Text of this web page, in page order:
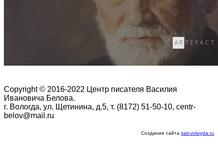
Copyright © 2016-2022 Центр писателя Василия
Ивановича Белова.
г. Вологда, ул. Щетинина, д.5, т. (8172) 51-50-10, centr-
belov@mail.ru
Создание сайта sait-vologda.ru